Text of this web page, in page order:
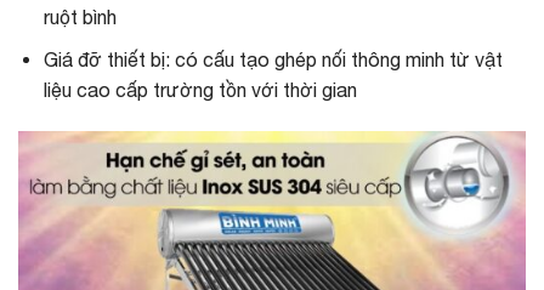
ruột bình
Giá đỡ thiết bị: có cấu tạo ghép nối thông minh từ vật
liệu cao cấp trường tồn với thời gian